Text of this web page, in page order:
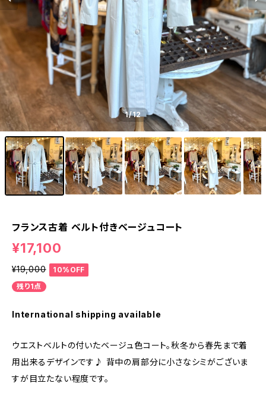
1/12
フランス古着 ベルト付きベージュコート
¥17,100
¥19,000
10%OFF
残り1点
International shipping available
ウエストベルトの付いたベージュ色コート。秋冬から春先まで着
用出来るデザインです♪ 背中の肩部分に小さなシミがございま
すが目立たない程度です。